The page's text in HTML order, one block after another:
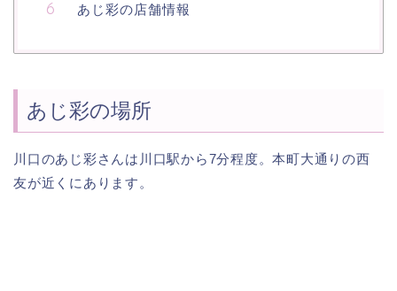
あじ彩の店舗情報
あじ彩の場所
川口のあじ彩さんは川口駅から7分程度。本町大通りの西
友が近くにあります。